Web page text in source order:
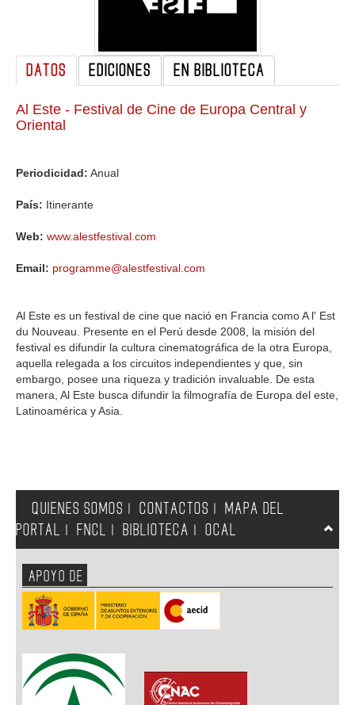
DATOS EDICIONES EN BIBLIOTECA
Al Este - Festival de Cine de Europa Central y
Oriental
Periodicidad: Anual
País: Itinerante
Web: www.alestfestival.com
Email: programme@alestfestival.com
Al Este es un festival de cine que nació en Francia como A l' Est
du Nouveau. Presente en el Perú desde 2008, la misión del
festival es difundir la cultura cinematográfica de la otra Europa,
aquella relegada a los circuitos independientes y que, sin
embargo, posee una riqueza y tradición invaluable. De esta
manera, Al Este busca difundir la filmografía de Europa del este,
Latinoamérica y Asia.
QUIENES SOMOS CONTACTOS
MAPA DEL
PORTAL
FNCL BIBLIOTECA OCAL
APOYO DE